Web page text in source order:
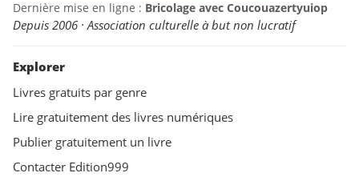
Dernière mise en ligne : Bricolage avec Coucouazertyuiop
Depuis 2006 · Association culturelle à but non lucratif
Explorer
Livres gratuits par genre
Lire gratuitement des livres numériques
Publier gratuitement un livre
Contacter Edition999